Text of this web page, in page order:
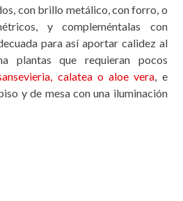
con brillo metálico, con forro, o
y compleméntalas con
para así aportar calidez al
plantas que requieran pocos
calatea o aloe vera , e
y de mesa con una iluminación